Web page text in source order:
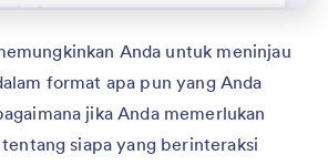
Anda untuk meninjau
format apa pun yang Anda
jika Anda memerlukan
siapa yang berinteraksi